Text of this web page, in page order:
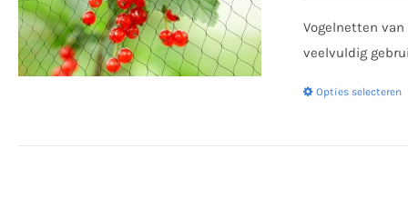
Vogelnetten
veelvuldig
Opties selecteren